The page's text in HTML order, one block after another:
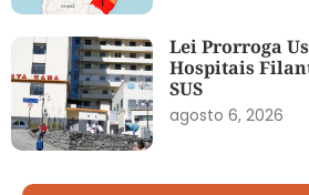
Lei Prorroga
Hospitais
SUS
agosto 6, 2026